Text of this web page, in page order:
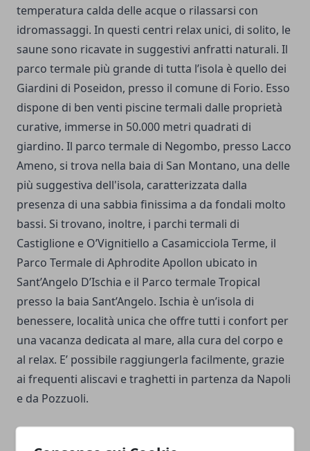
temperatura calda delle acque o rilassarsi con
idromassaggi. In questi centri relax unici, di solito, le
saune sono ricavate in suggestivi anfratti naturali. Il
parco termale più grande di tutta l’isola è quello dei
Giardini di Poseidon, presso il comune di Forio. Esso
dispone di ben venti piscine termali dalle proprietà
curative, immerse in 50.000 metri quadrati di
giardino. Il parco termale di Negombo, presso Lacco
Ameno, si trova nella baia di San Montano, una delle
più suggestiva dell'isola, caratterizzata dalla
presenza di una sabbia finissima a da fondali molto
bassi. Si trovano, inoltre, i parchi termali di
Castiglione e O’Vignitiello a Casamicciola Terme, il
Parco Termale di Aphrodite Apollon ubicato in
Sant’Angelo D’Ischia e il Parco termale Tropical
presso la baia Sant’Angelo. Ischia è un’isola di
benessere, località unica che offre tutti i confort per
una vacanza dedicata al mare, alla cura del corpo e
al relax. E’ possibile raggiungerla facilmente, grazie
ai frequenti aliscavi e traghetti in partenza da Napoli
e da Pozzuoli.